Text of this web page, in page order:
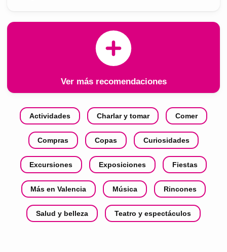
Ver más recomendaciones
Actividades Charlar y tomar Comer
Compras Copas Curiosidades
Excursiones Exposiciones Fiestas
Más en Valencia Música Rincones
Salud y belleza Teatro y espectáculos